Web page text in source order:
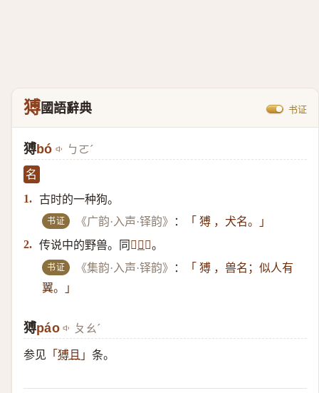
猼國語辭典 书证
猼bó ㄅㄛˊ
名
1. 古时的一种狗。
书证 《广韵·入声·铎韵》 ：
「 猼 ，犬名。」
2. 传说中的野兽。同「 𧳵 」。
书证 《集韵·入声·铎韵》 ：
「 猼 ，兽名；似人有
翼。」
猼páo ㄆㄠˊ
参见 「 猼且 」 条。